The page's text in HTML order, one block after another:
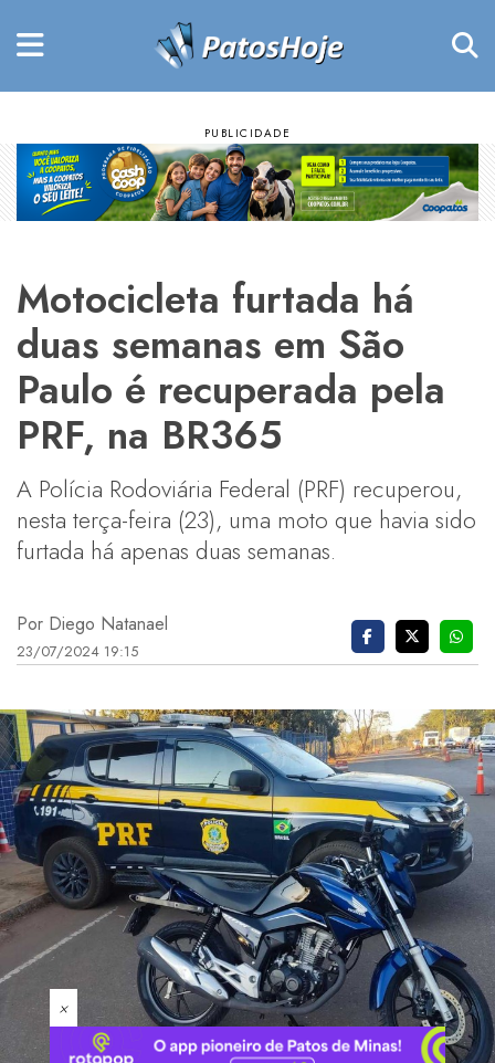
Motocicleta furtada há
duas semanas em São
Paulo é recuperada pela
PRF, na BR365
A Polícia Rodoviária Federal (PRF) recuperou,
nesta terça-feira (23), uma moto que havia sido
furtada há apenas duas semanas.
Por Diego Natanael
23/07/2024 19:15
×